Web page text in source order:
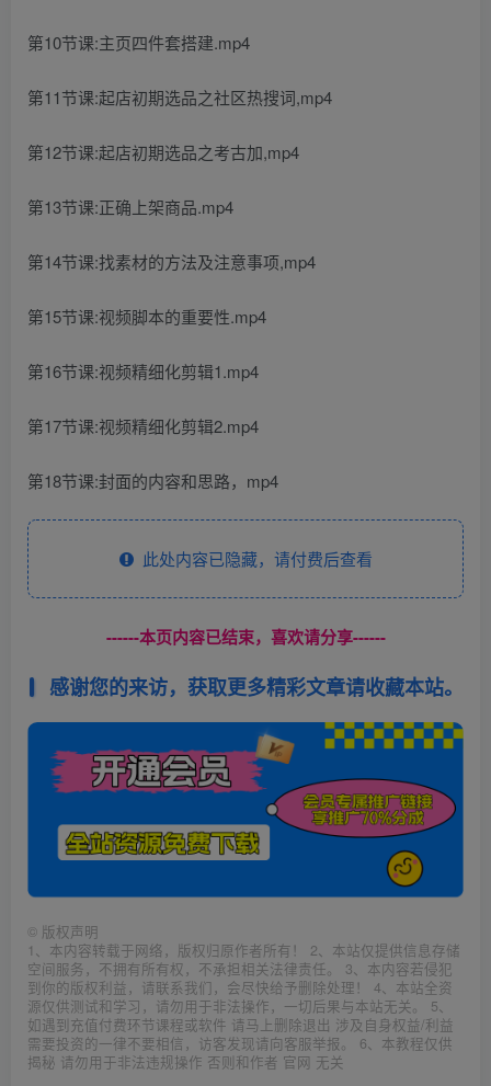
第10节课:主页四件套搭建.mp4
第11节课:起店初期选品之社区热搜词,mp4
第12节课:起店初期选品之考古加,mp4
第13节课:正确上架商品.mp4
第14节课:找素材的方法及注意事项,mp4
第15节课:视频脚本的重要性.mp4
第16节课:视频精细化剪辑1.mp4
第17节课:视频精细化剪辑2.mp4
第18节课:封面的内容和思路，mp4
此处内容已隐藏，请付费后查看
------本页内容已结束，喜欢请分享------
感谢您的来访，获取更多精彩文章请收藏本站。
© 版权声明
1、本内容转载于网络，版权归原作者所有！ 2、本站仅提供信息存储
空间服务，不拥有所有权，不承担相关法律责任。 3、本内容若侵犯
到你的版权利益，请联系我们，会尽快给予删除处理！ 4、本站全资
源仅供测试和学习，请勿用于非法操作，一切后果与本站无关。 5、
如遇到充值付费环节课程或软件 请马上删除退出 涉及自身权益/利益
需要投资的一律不要相信，访客发现请向客服举报。 6、本教程仅供
揭秘 请勿用于非法违规操作 否则和作者 官网 无关